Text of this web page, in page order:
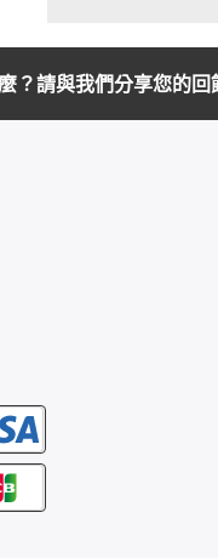
？請與我們分享您的回